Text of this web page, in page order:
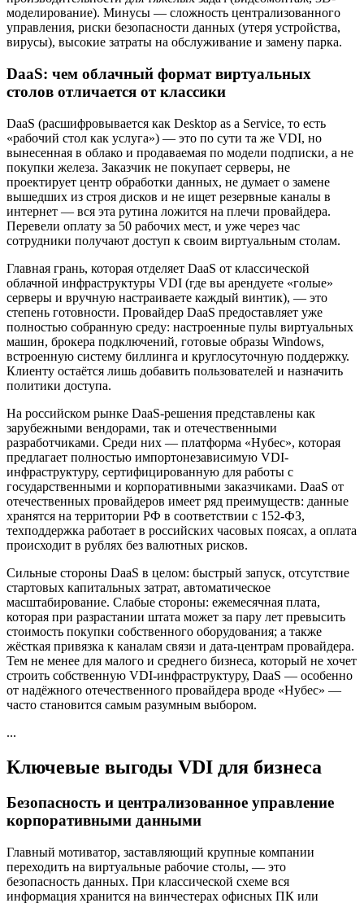
моделирование). Минусы — сложность централизованного
управления, риски безопасности данных (утеря устройства,
вирусы), высокие затраты на обслуживание и замену парка.
DaaS: чем облачный формат виртуальных
столов отличается от классики
DaaS (расшифровывается как Desktop as a Service, то есть
«рабочий стол как услуга») — это по сути та же VDI, но
вынесенная в облако и продаваемая по модели подписки, а не
покупки железа. Заказчик не покупает серверы, не
проектирует центр обработки данных, не думает о замене
вышедших из строя дисков и не ищет резервные каналы в
интернет — вся эта рутина ложится на плечи провайдера.
Перевели оплату за 50 рабочих мест, и уже через час
сотрудники получают доступ к своим виртуальным столам.
Главная грань, которая отделяет DaaS от классической
облачной инфраструктуры VDI (где вы арендуете «голые»
серверы и вручную настраиваете каждый винтик), — это
степень готовности. Провайдер DaaS предоставляет уже
полностью собранную среду: настроенные пулы виртуальных
машин, брокера подключений, готовые образы Windows,
встроенную систему биллинга и круглосуточную поддержку.
Клиенту остаётся лишь добавить пользователей и назначить
политики доступа.
На российском рынке DaaS-решения представлены как
зарубежными вендорами, так и отечественными
разработчиками. Среди них — платформа «Нубес», которая
предлагает полностью импортонезависимую VDI-
инфраструктуру, сертифицированную для работы с
государственными и корпоративными заказчиками. DaaS от
отечественных провайдеров имеет ряд преимуществ: данные
хранятся на территории РФ в соответствии с 152-ФЗ,
техподдержка работает в российских часовых поясах, а оплата
происходит в рублях без валютных рисков.
Сильные стороны DaaS в целом: быстрый запуск, отсутствие
стартовых капитальных затрат, автоматическое
масштабирование. Слабые стороны: ежемесячная плата,
которая при разрастании штата может за пару лет превысить
стоимость покупки собственного оборудования; а также
жёсткая привязка к каналам связи и дата-центрам провайдера.
Тем не менее для малого и среднего бизнеса, который не хочет
строить собственную VDI-инфраструктуру, DaaS — особенно
от надёжного отечественного провайдера вроде «Нубес» —
часто становится самым разумным выбором.
...
Ключевые выгоды VDI для бизнеса
Безопасность и централизованное управление
корпоративными данными
Главный мотиватор, заставляющий крупные компании
переходить на виртуальные рабочие столы, — это
безопасность данных. При классической схеме вся
информация хранится на винчестерах офисных ПК или